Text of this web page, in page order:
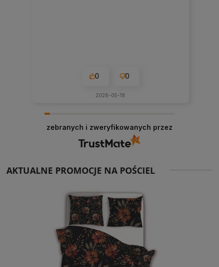
0 0
2026-05-18
zebranych i zweryfikowanych przez
AKTUALNE PROMOCJE NA POŚCIEL